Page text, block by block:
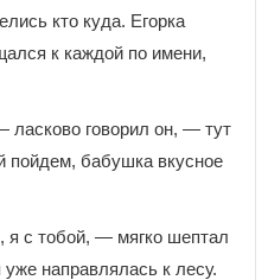
кто куда. Егорка
к каждой по имени,
говорил он, — тут
пойдем, бабушка вкусное
с тобой, — мягко шептал
направлялась к лесу.